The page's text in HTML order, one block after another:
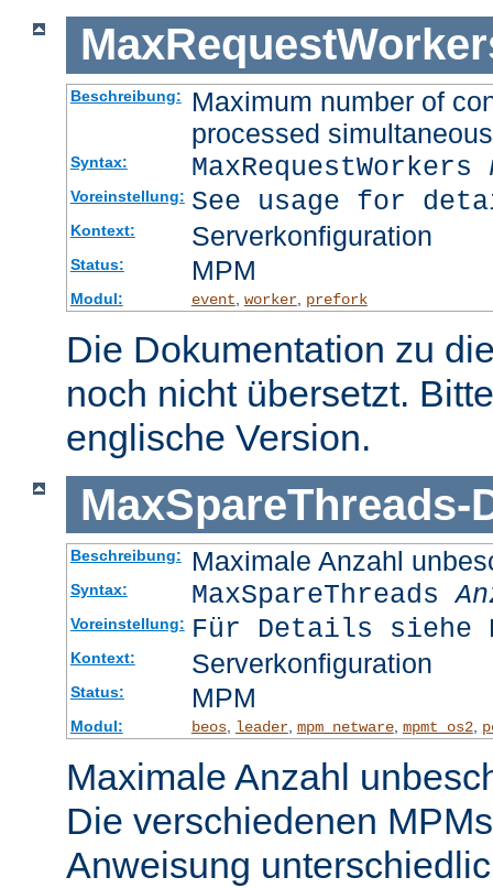
Beschreibung:
Maximum number of
processed
Syntax: MaxRequestWorkers
Voreinstellung: See usage for
Kontext: Serverkonfiguration
Status: MPM
Modul: event worker, prefork
Die Dokumentation zu
noch nicht übersetzt.
englische Version.
MaxSpareThreads-
Beschreibung: Maximale Anzahl
Syntax: MaxSpareThreads
Voreinstellung: Für Details siehe
Kontext: Serverkonfiguration
Status: MPM
Modul: beos, leader, mpm_netware, mpmt_os2,
Maximale Anzahl
Die verschiedenen
Anweisung